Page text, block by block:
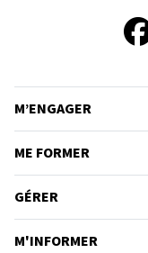
M’ENGAGER
ME FORMER
GÉRER
M'INFORMER